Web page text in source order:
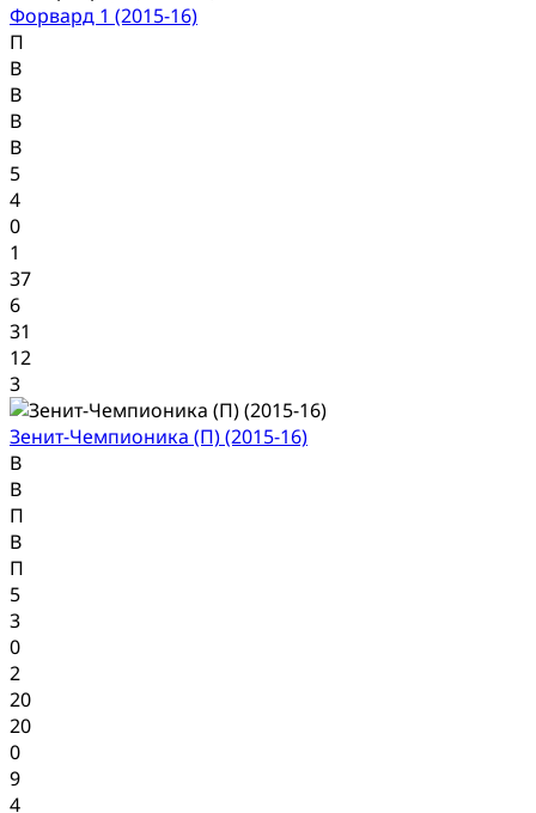
Форвард 1 (2015-16)
П
В
В
В
В
5
4
0
1
37
6
31
12
3
Зенит-Чемпионика (П) (2015-16)
В
В
П
В
П
5
3
0
2
20
20
0
9
4